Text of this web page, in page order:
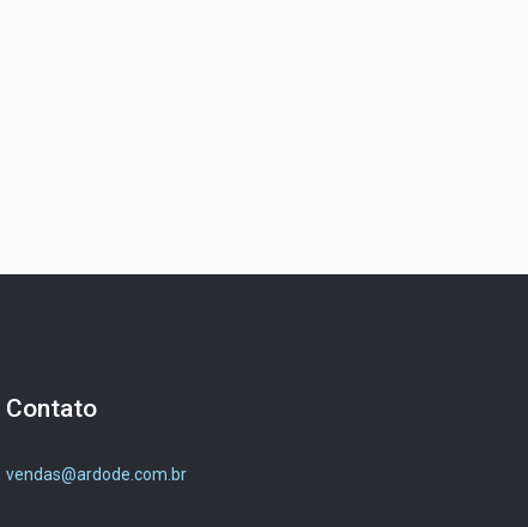
Contato
vendas@ardode.com.br